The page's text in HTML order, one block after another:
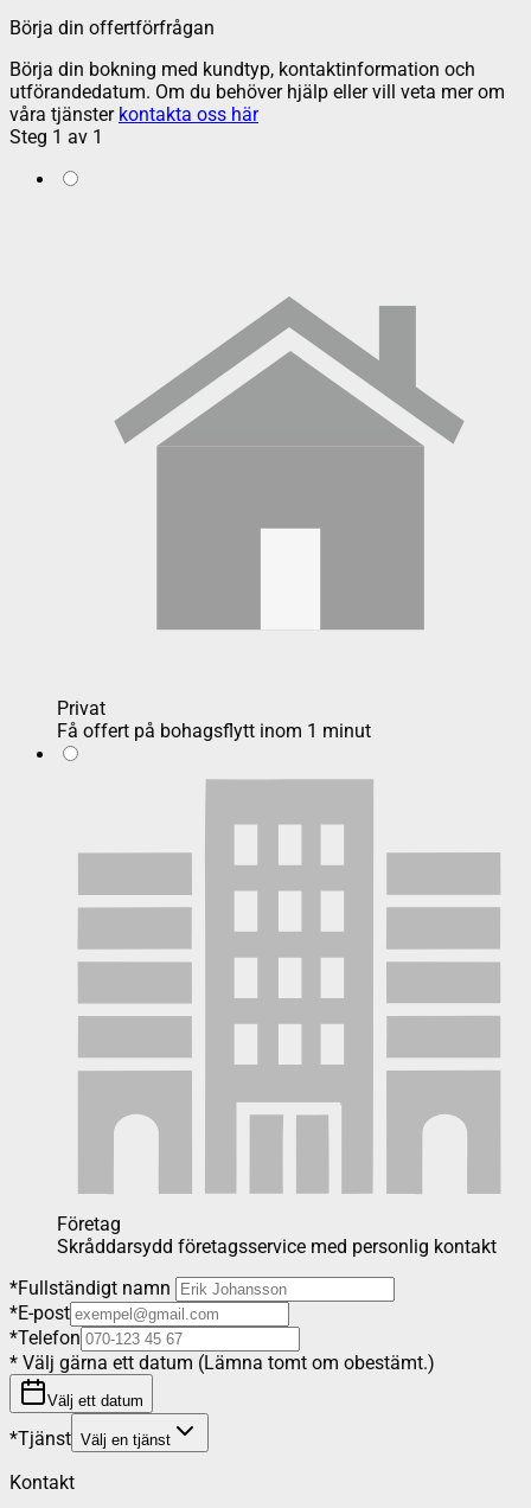
Börja din offertförfrågan
Börja din bokning med kundtyp, kontaktinformation och
utförandedatum. Om du behöver hjälp eller vill veta mer om
våra tjänster kontakta oss här
Steg 1 av 1
Privat
Få offert på bohagsflytt inom 1 minut
Företag
Skråddarsydd företagsservice med personlig kontakt
*Fullständigt namn
*E-post
*Telefon
* Välj gärna ett datum (Lämna tomt om obestämt.)
Välj ett datum
*Tjänst Välj en tjänst
Kontakt